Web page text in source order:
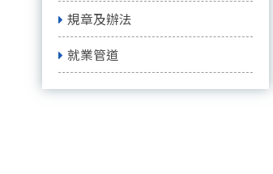
規章及辦法
就業管道